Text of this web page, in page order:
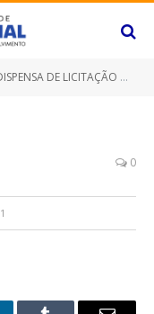
DE LICITAÇÃO Nº 031/2021 (LOCAÇÃO DE IMÓVEL LOCALIZADO NA ALAMEDA IMPERIAL, 1540, BAIRRO CAIÇARA NESTE MUNICÍPIO DE CASTANHAL/PA)
0